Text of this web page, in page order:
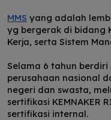
MMS yang adalah
yg bergerak di bidang
Kerja, serta Sistem
Selama 6 tahun berdiri
perusahaan nasional
negeri dan swasta,
sertifikasi KEMNAKER
sertifikasi internal.